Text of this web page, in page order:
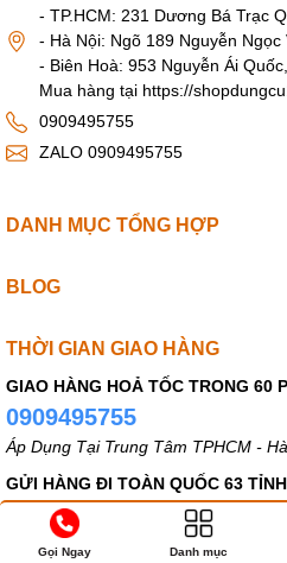
- TP.HCM: 231 Dương Bá Trạc
- Hà Nội: Ngõ 189 Nguyễn
- Biên Hoà: 953 Nguyễn Ái
Mua hàng tại https://
0909495755
ZALO 0909495755
DANH MỤC TỔNG HỢP
BLOG
THỜI GIAN GIAO HÀNG
GIAO HÀNG HOẢ TỐC TRONG 60
0909495755
Áp Dụng Tại Trung Tâm TPHCM -
GỬI HÀNG ĐI TOÀN QUỐC 63 TỈNH
0909495755
Thời gian nhận hàng 1-4 Ngày (KÍN
Gọi Ngay Danh mục